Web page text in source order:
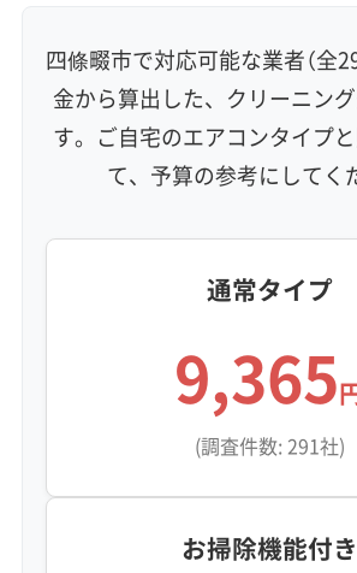
で物理的に洗い流
本的な解決は難しい
す。
ニュータウン・旧市街地
新しい住宅地では複雑な高機
昔からの住宅地では劣化し
なるリスクがあります。それ
四條畷市で対応可能な業者（全
金から算出した、クリーニン
す。ご自宅のエアコンタイプ
て、予算の参考にしてく
通常タイプ
9,365
(調査件数: 291社)
お掃除機能付き